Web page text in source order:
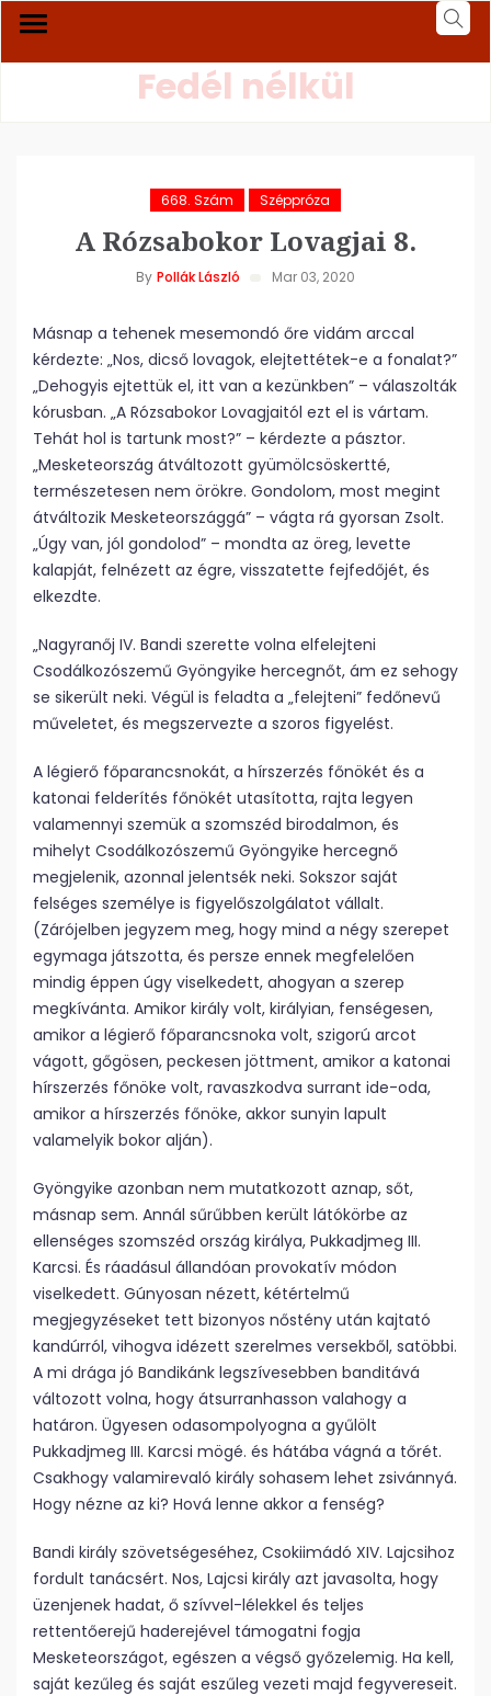
Fedél nélkül
668. Szám Széppróza
A Rózsabokor Lovagjai 8.
By Pollák László Mar 03, 2020
Másnap a tehenek mesemondó őre vidám arccal
kérdezte: „Nos, dicső lovagok, elejtettétek-e a fonalat?”
„Dehogyis ejtettük el, itt van a kezünkben” – válaszolták
kórusban. „A Rózsabokor Lovagjaitól ezt el is vártam.
Tehát hol is tartunk most?” – kérdezte a pásztor.
„Mesketeország átváltozott gyümölcsöskertté,
természetesen nem örökre. Gondolom, most megint
átváltozik Mesketeországgá” – vágta rá gyorsan Zsolt.
„Úgy van, jól gondolod” – mondta az öreg, levette
kalapját, felnézett az égre, visszatette fejfedőjét, és
elkezdte.
„Nagyranőj IV. Bandi szerette volna elfelejteni
Csodálkozószemű Gyöngyike hercegnőt, ám ez sehogy
se sikerült neki. Végül is feladta a „felejteni” fedőnevű
műveletet, és megszervezte a szoros figyelést.
A légierő főparancsnokát, a hírszerzés főnökét és a
katonai felderítés főnökét utasította, rajta legyen
valamennyi szemük a szomszéd birodalmon, és
mihelyt Csodálkozószemű Gyöngyike hercegnő
megjelenik, azonnal jelentsék neki. Sokszor saját
felséges személye is figyelőszolgálatot vállalt.
(Zárójelben jegyzem meg, hogy mind a négy szerepet
egymaga játszotta, és persze ennek megfelelően
mindig éppen úgy viselkedett, ahogyan a szerep
megkívánta. Amikor király volt, királyian, fenségesen,
amikor a légierő főparancsnoka volt, szigorú arcot
vágott, gőgösen, peckesen jöttment, amikor a katonai
hírszerzés főnöke volt, ravaszkodva surrant ide-oda,
amikor a hírszerzés főnöke, akkor sunyin lapult
valamelyik bokor alján).
Gyöngyike azonban nem mutatkozott aznap, sőt,
másnap sem. Annál sűrűbben került látókörbe az
ellenséges szomszéd ország királya, Pukkadjmeg III.
Karcsi. És ráadásul állandóan provokatív módon
viselkedett. Gúnyosan nézett, kétértelmű
megjegyzéseket tett bizonyos nőstény után kajtató
kandúrról, vihogva idézett szerelmes versekből, satöbbi.
A mi drága jó Bandikánk legszívesebben banditává
változott volna, hogy átsurranhasson valahogy a
határon. Ügyesen odasompolyogna a gyűlölt
Pukkadjmeg III. Karcsi mögé. és hátába vágná a tőrét.
Csakhogy valamirevaló király sohasem lehet zsivánnyá.
Hogy nézne az ki? Hová lenne akkor a fenség?
Bandi király szövetségeséhez, Csokiimádó XIV. Lajcsihoz
fordult tanácsért. Nos, Lajcsi király azt javasolta, hogy
üzenjenek hadat, ő szívvel-lélekkel és teljes
rettentőerejű haderejével támogatni fogja
Mesketeországot, egészen a végső győzelemig. Ha kell,
saját kezűleg és saját eszűleg vezeti majd fegyvereseit.